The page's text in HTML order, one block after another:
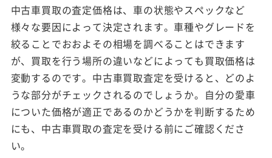
中古車買取の査定価格は、車の状態やスペックなど
様々な要因によって決定されます。車種やグレードを
絞ることでおおよその相場を調べることはできます
が、買取を行う場所の違いなどによっても買取価格は
変動するのです。中古車買取査定を受けると、どのよ
うな部分がチェックされるのでしょうか。自分の愛車
についた価格が適正であるのかどうかを判断するため
にも、中古車買取の査定を受ける前にご確認くださ
い。